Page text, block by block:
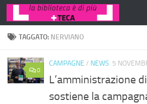
Salta al contenuto
TAGGATO: NERVIANO
0
CAMPAGNE / NEWS 5
L’amministrazione
sostiene la